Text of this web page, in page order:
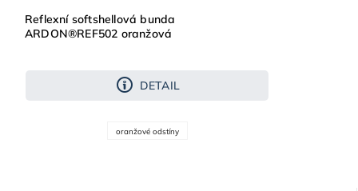
Reflexní softshellová bunda
ARDON®REF502 oranžová
DETAIL
oranžové odstíny